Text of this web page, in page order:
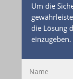
Um die
die Lösung
einzugeben.